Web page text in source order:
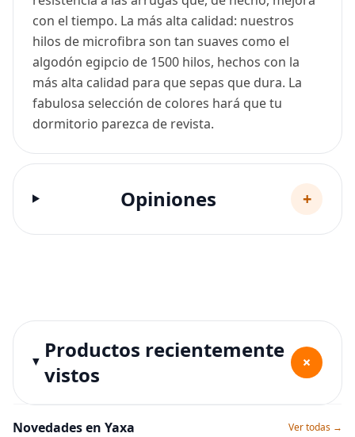
con el tiempo. La más alta calidad: nuestros
hilos de microfibra son tan suaves como el
algodón egipcio de 1500 hilos, hechos con la
más alta calidad para que sepas que dura. La
fabulosa selección de colores hará que tu
dormitorio parezca de revista.
Opiniones +
Productos recientemente
vistos
+
Novedades en Yaxa Ver todas →